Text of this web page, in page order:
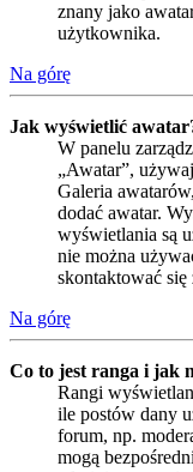
znany jako
użytkownika.
Na górę
Jak wyświetlić
W panelu
„Awatar”,
Galeria
dodać awatar.
wyświetlania są
nie można
skontaktować się
Na górę
Co to jest ranga i jak
Rangi
ile postów dany
forum, np.
mogą